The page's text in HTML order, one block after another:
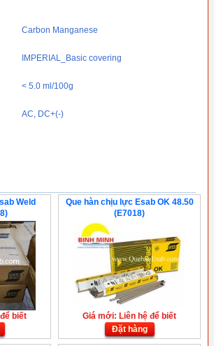
Carbon Manganese
IMPERIAL_Basic covering
< 5.0 ml/100g
AC, DC+(-)
Weld
biết
Que hàn chịu lực Esab OK 48.50
(E7018)
Giá mới: Liên hệ để biết
Đặt hàng